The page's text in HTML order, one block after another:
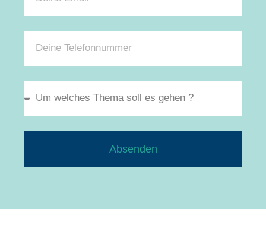
Absenden